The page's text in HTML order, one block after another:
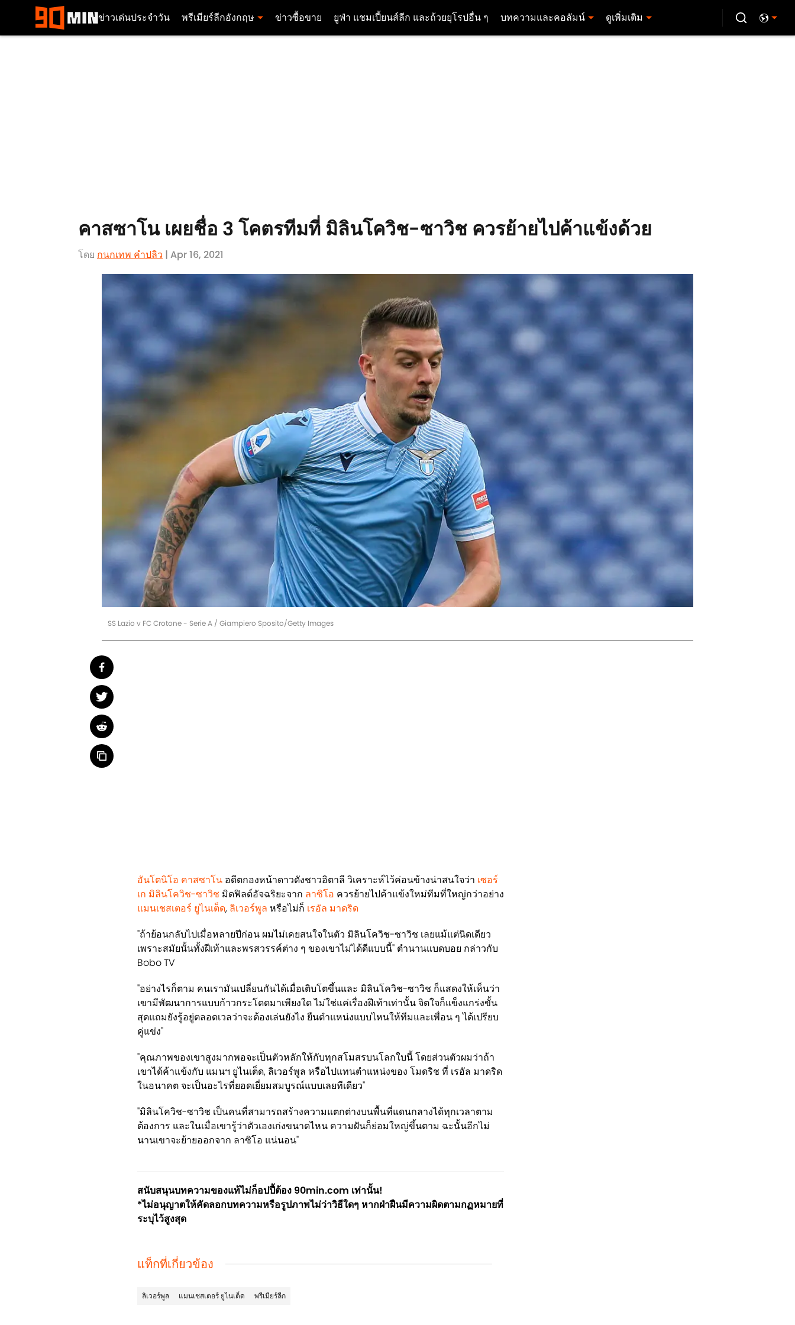
ข่าวเด่นประจำวัน พรีเมียร์ลีกอังกฤษ ข่าวซื้อขาย ยูฟ่า แชมเปี้ยนส์ลีก และถ้วยยุโรปอื่น ๆ บทความและคอลัมน์ ดูเพิ่มเติม
คาสซาโน เผยชื่อ 3 โคตรทีมที่ มิลินโควิช-ซาวิช ควรย้ายไปค้าแข้งด้วย
โดย กนกเทพ คำปลิว | Apr 16, 2021
SS Lazio v FC Crotone - Serie A / Giampiero Sposito/Getty Images
อันโตนิโอ คาสซาโน อดีตกองหน้าดาวดังชาวอิตาลี วิเคราะห์ไว้ค่อนข้างน่าสนใจว่า เซอร์
เก มิลินโควิช-ซาวิช มิดฟิลด์อัจฉริยะจาก ลาซิโอ ควรย้ายไปค้าแข้งใหม่ทีมที่ใหญ่กว่าอย่าง
แมนเชสเตอร์ ยูไนเต็ด, ลิเวอร์พูล หรือไม่ก็ เรอัล มาดริด
"ถ้าย้อนกลับไปเมื่อหลายปีก่อน ผมไม่เคยสนใจในตัว มิลินโควิช-ซาวิช เลยแม้แต่นิดเดียว
เพราะสมัยนั้นทั้งฝีเท้าและพรสวรรค์ต่าง ๆ ของเขาไม่ได้ดีแบบนี้" ตำนานแบดบอย กล่าวกับ
Bobo TV
"อย่างไรก็ตาม คนเรามันเปลี่ยนกันได้เมื่อเติบโตขึ้นและ มิลินโควิช-ซาวิช ก็แสดงให้เห็นว่า
เขามีพัฒนาการแบบก้าวกระโดดมาเพียงใด ไม่ใช่แค่เรื่องฝีเท้าเท่านั้น จิตใจก็แข็งแกร่งขั้น
สุดแถมยังรู้อยู่ตลอดเวลว่าจะต้องเล่นยังไง ยืนตำแหน่งแบบไหนให้ทีมและเพื่อน ๆ ได้เปรียบ
คู่แข่ง"
"คุณภาพของเขาสูงมากพอจะเป็นตัวหลักให้กับทุกสโมสรบนโลกใบนี้ โดยส่วนตัวผมว่าถ้า
เขาได้ค้าแข้งกับ แมนฯ ยูไนเต็ด, ลิเวอร์พูล หรือไปแทนตำแหน่งของ โมดริช ที่ เรอัล มาดริด
ในอนาคต จะเป็นอะไรที่ยอดเยี่ยมสมบูรณ์แบบเลยทีเดียว"
"มิลินโควิช-ซาวิช เป็นคนที่สามารถสร้างความแตกต่างบนพื้นที่แดนกลางได้ทุกเวลาตาม
ต้องการ และในเมื่อเขารู้ว่าตัวเองเก่งขนาดไหน ความฝันก็ย่อมใหญ่ขึ้นตาม ฉะนั้นอีกไม่
นานเขาจะย้ายออกจาก ลาซิโอ แน่นอน"
สนับสนุนบทความของแท้ไม่ก็อปปี้ต้อง 90min.com เท่านั้น!
*ไม่อนุญาตให้คัดลอกบทความหรือรูปภาพไม่ว่าวิธีใดๆ หากฝ่าฝืนมีความผิดตามกฏหมายที่
ระบุไว้สูงสุด
แท็กที่เกี่ยวข้อง
ลิเวอร์พูล แมนเชสเตอร์ ยูไนเต็ด พรีเมียร์ลีก